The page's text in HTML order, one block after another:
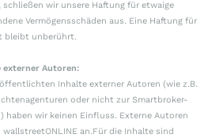
wir unsere Haftung für etwaige
Vermögensschäden aus. Eine Haftung für
bleibt unberührt.
externer Autoren:
Inhalte externer Autoren (wie z.B.
oder nicht zur Smartbroker-
haben wir keinen Einfluss. Externe Autoren
an.Für die Inhalte sind